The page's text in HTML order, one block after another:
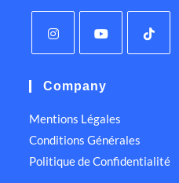
Company
Mentions Légales
Conditions Générales
Politique de Confidentialité